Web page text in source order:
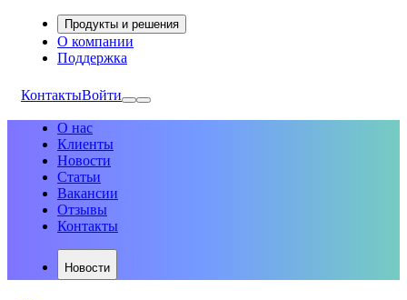
Продукты и решения
О компании
Поддержка
КонтактыВойти
О нас
Клиенты
Новости
Статьи
Вакансии
Отзывы
Контакты
Новости